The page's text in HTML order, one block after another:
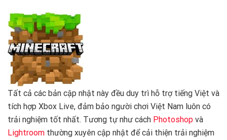
Tất cả các bản cập nhật này đều duy trì hỗ trợ tiếng Việt và
tích hợp Xbox Live, đảm bảo người chơi Việt Nam luôn có
trải nghiệm tốt nhất. Tương tự như cách Photoshop và
Lightroom thường xuyên cập nhật để cải thiện trải nghiệm